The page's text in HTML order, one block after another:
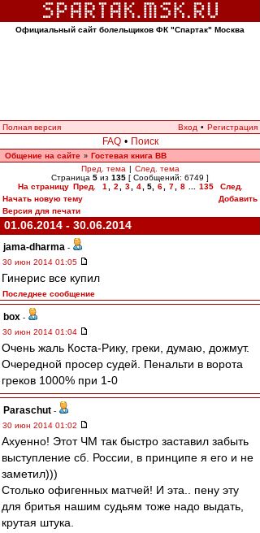
Официальный сайт болельщиков ФК "Спартак" Москва
Полная версия Вход • Регистрация
FAQ • Поиск
Общение на сайте » Гостевая книга ВВ
Пред. тема | След. тема
Страница 5 из 135 [ Сообщений: 6749 ]
На страницу Пред. 1 2 3 4 5, 6 7 8 135
След.
Начать новую тему
Добавить
Версия для печати
01.06.2014 - 30.06.2014
jama-dharma -
30 июн 2014 01:05
Гинерис все купил
Последнее сообщение
box -
30 июн 2014 01:04
Очень жаль Коста-Рику, греки, думаю, дожмут.
Очередной просер судей. Пенальти в ворота
греков 1000% при 1-0
Paraschut -
30 июн 2014 01:02
Ахуенно! Этот ЧМ так быстро заставил забыть
выступление сб. России, в принципе я его и не
заметил)))
Столько офигенных матчей! И эта.. пену эту
для бритья нашим судьям тоже надо выдать,
крутая штука.